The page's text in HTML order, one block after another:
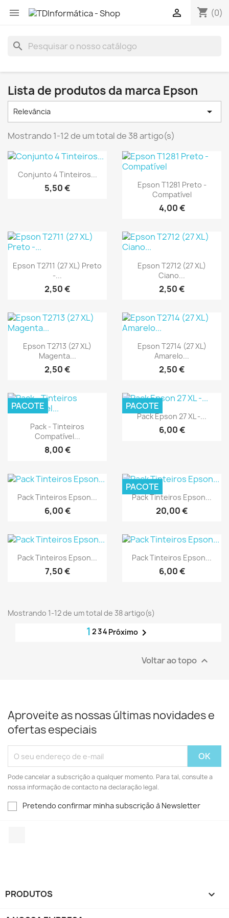
 shopping_cart (0)

search
Lista de produtos da marca Epson
Relevância 
Mostrando 1-12 de um total de 38 artigo(s)
Vista rápida
Conjunto 4 Tinteiros...
5,50 € Vista rápida
Epson T1281 Preto -
Compatível
4,00 €
Vista rápida
Epson T2711 (27 XL) Preto
-...
2,50 €
Vista rápida
Epson T2712 (27 XL)
Ciano...
2,50 €
Vista rápida
Epson T2713 (27 XL)
Magenta...
2,50 €
Vista rápida
Epson T2714 (27 XL)
Amarelo...
2,50 €
Vista rápida
Pack - Tinteiros
Compatível...
8,00 €
PACOTE
Vista rápida
Pack Epson 27 XL -...
6,00 €
PACOTE
Vista rápida
Pack Tinteiros Epson...
6,00 €
Vista rápida
Pack Tinteiros Epson...
20,00 €
PACOTE
Vista rápida
Pack Tinteiros Epson...
7,50 €
Vista rápida
Pack Tinteiros Epson...
6,00 €
Mostrando 1-12 de um total de 38 artigo(s)
1 234 Próximo 
Voltar ao topo 
Aproveite as nossas últimas novidades e
ofertas especiais
Pode cancelar a subscrição a qualquer momento. Para tal, consulte a
nossa informação de contacto na declaração legal.
Pretendo confirmar minha subscrição à Newsletter
PRODUTOS 